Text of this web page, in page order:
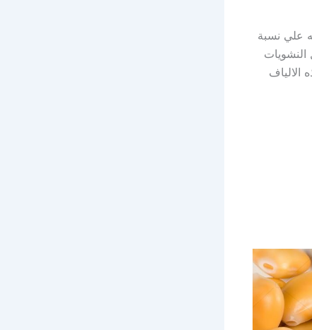
علي نسبة
الالياف